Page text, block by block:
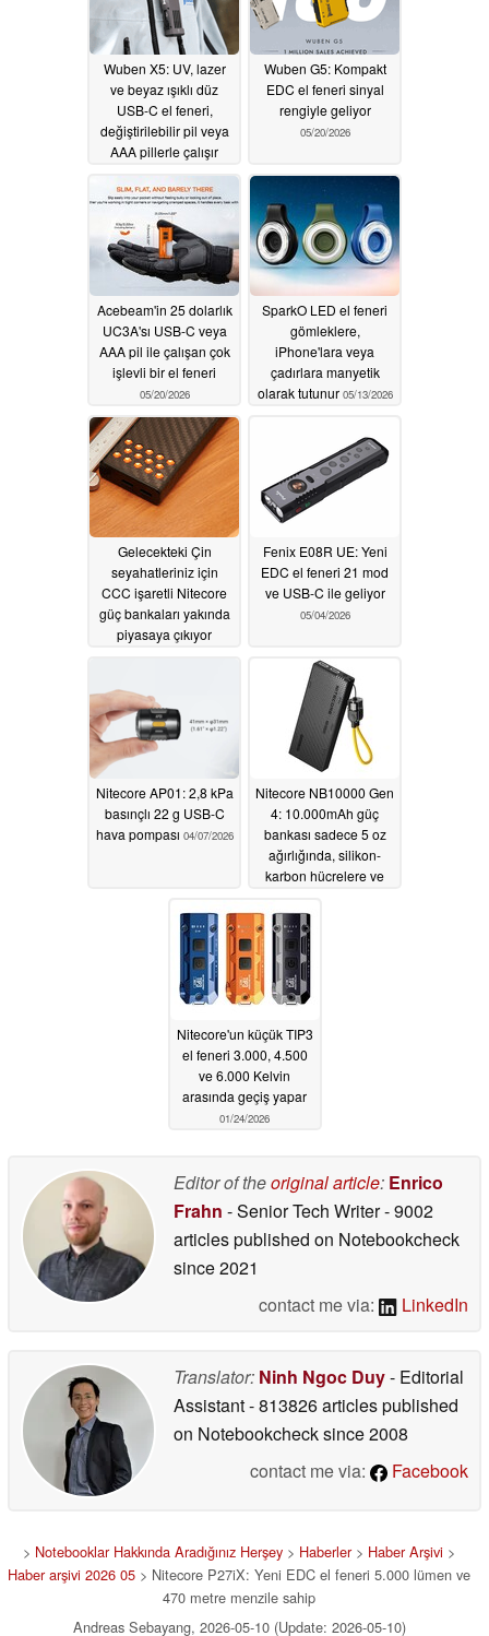
Wuben X5: UV, lazer
ve beyaz ışıklı düz
USB-C el feneri,
değiştirilebilir pil veya
AAA pillerle çalışır
06/10/2026
Wuben G5: Kompakt
EDC el feneri sinyal
rengiyle geliyor
05/20/2026
Acebeam'in 25 dolarlık
UC3A'sı USB-C veya
AAA pil ile çalışan çok
işlevli bir el feneri
05/20/2026
SparkO LED el feneri
gömleklere,
iPhone'lara veya
çadırlara manyetik
olarak tutunur 05/13/2026
Gelecekteki Çin
seyahatleriniz için
CCC işaretli Nitecore
güç bankaları yakında
piyasaya çıkıyor
Fenix E08R UE: Yeni
EDC el feneri 21 mod
ve USB-C ile geliyor
05/04/2026
Nitecore AP01: 2,8 kPa
basınçlı 22 g USB-C
hava pompası 04/07/2026
Nitecore NB10000 Gen
4: 10.000mAh güç
bankası sadece 5 oz
ağırlığında, silikon-
karbon hücrelere ve
02/04/2026
Nitecore'un küçük TIP3
el feneri 3.000, 4.500
ve 6.000 Kelvin
arasında geçiş yapar
01/24/2026
Editor of theoriginal article: Enrico
Frahn - Senior Tech Writer- 9002
articles published on Notebookcheck
since 2021
contact me via:
LinkedIn
Translator: Ninh Ngoc Duy- Editorial
Assistant- 813826 articles published
on Notebookchecksince 2008
contact me via:
Facebook
> Notebooklar Hakkında Aradığınız Herşey > Haberler> Haber Arşivi >
Haber arşivi 2026 05 > Nitecore P27iX: Yeni EDC el feneri 5.000 lümen ve
470 metre menzile sahip
Andreas Sebayang, 2026-05-10 (Update: 2026-05-10)